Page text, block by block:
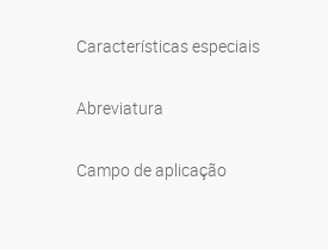
Características especiais
Abreviatura
Campo de aplicação